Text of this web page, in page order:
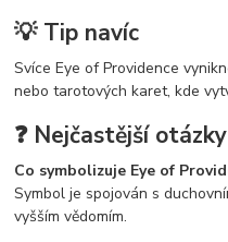
💡 Tip navíc
Svíce Eye of Providence
nebo tarotových karet, kde
❓ Nejčastější otázky
Co symbolizuje Eye of
Symbol je spojován s
vyšším vědomím.